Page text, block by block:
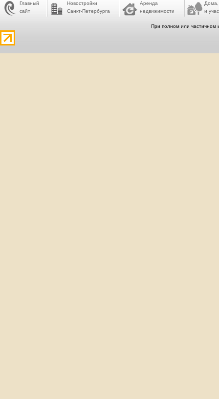
Главный
сайт
Новостройки
Санкт-Петербурга
Аренда
недвижимости
Дома,
и
При полном или частичном